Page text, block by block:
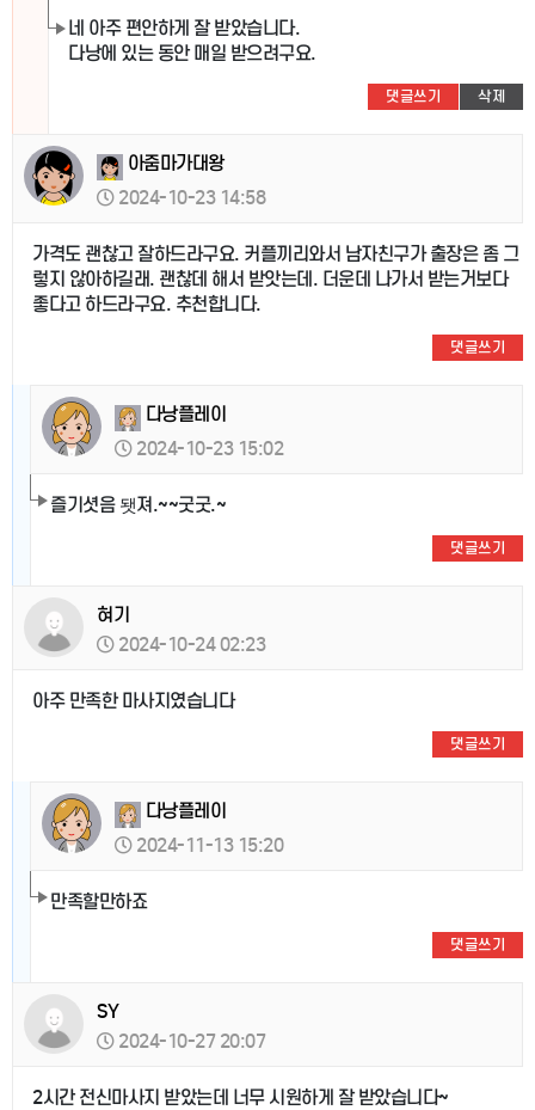
네 아주 편안하게 잘 받았습니다.
다낭에 있는 동안 매일 받으려구요.
댓글쓰기 삭제
아줌마가대왕
2024-10-23 14:58
가격도 괜찮고 잘하드라구요. 커플끼리와서 남자친구가 출장은 좀 그
렇지 않아하길래. 괜찮데 해서 받앗는데. 더운데 나가서 받는거보다
좋다고 하드라구요. 추천합니다.
댓글쓰기
다낭플레이
2024-10-23 15:02
즐기셧음 됏져.~~굿굿.~
댓글쓰기
혀기
2024-10-24 02:23
아주 만족한 마사지였습니다
댓글쓰기
다낭플레이
2024-11-13 15:20
만족할만하죠
댓글쓰기
SY
2024-10-27 20:07
2시간 전신마사지 받았는데 너무 시원하게 잘 받았습니다~